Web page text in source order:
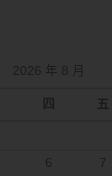
2026 年 8 月
四 五
6 7